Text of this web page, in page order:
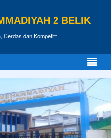
2 BELIK
Cerdas dan Kompetitif